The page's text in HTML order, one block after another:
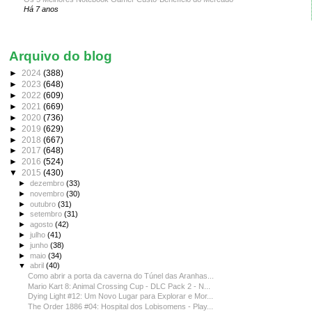
Há 7 anos
Arquivo do blog
► 2024 (388)
► 2023 (648)
► 2022 (609)
► 2021 (669)
► 2020 (736)
► 2019 (629)
► 2018 (667)
► 2017 (648)
► 2016 (524)
▼ 2015 (430)
►dezembro(33)
►novembro(30)
►outubro(31)
►setembro(31)
►agosto(42)
►julho(41)
►junho(38)
►maio(34)
▼abril(40)
Como abrir a porta da caverna do Túnel das Aranhas...
Mario Kart 8: Animal Crossing Cup - DLC Pack 2 - N...
Dying Light #12: Um Novo Lugar para Explorar e Mor...
The Order 1886 #04: Hospital dos Lobisomens - Play...